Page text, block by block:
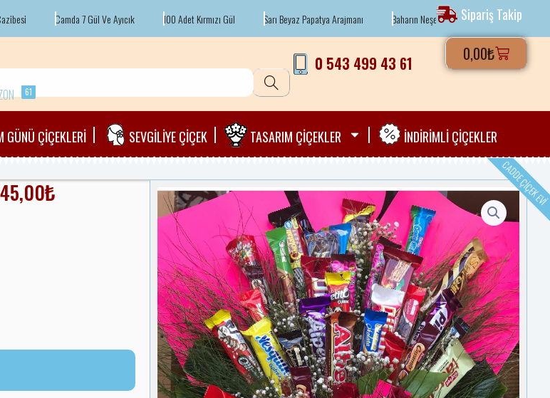
Camda 7 Gül Ve Ayıcık 100 Adet Kırmızı Gül Sarı Beyaz Papatya Arajmanı Baharın Neşesi Papatyalar 2 Dallı Beyaz
Sipariş Takip
61
0 543 499 43 61 0,00₺Cart
GÜNÜ ÇİÇEKLERİ SEVGİLİYE ÇİÇEK TASARIM ÇİÇEKLER İNDIRIMLI ÇIÇEKLER
CADDE ÇIÇEK EVI
₺